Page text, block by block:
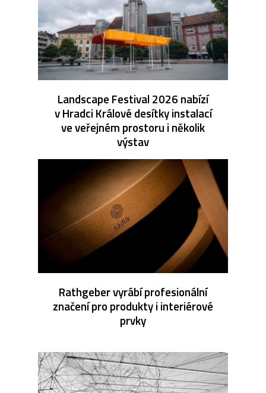
Landscape Festival 2026 nabízí
v Hradci Králové desítky instalací
ve veřejném prostoru i několik
výstav
Rathgeber vyrábí profesionální
značení pro produkty i interiérové
prvky